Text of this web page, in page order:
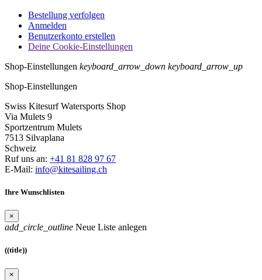
Bestellung verfolgen
Anmelden
Benutzerkonto erstellen
Deine Cookie-Einstellungen
Shop-Einstellungen keyboard_arrow_down keyboard_arrow_up
Shop-Einstellungen
Swiss Kitesurf Watersports Shop
Via Mulets 9
Sportzentrum Mulets
7513 Silvaplana
Schweiz
Ruf uns an: +41 81 828 97 67
E-Mail: info@kitesailing.ch
Ihre Wunschlisten
×
add_circle_outline Neue Liste anlegen
((title))
×